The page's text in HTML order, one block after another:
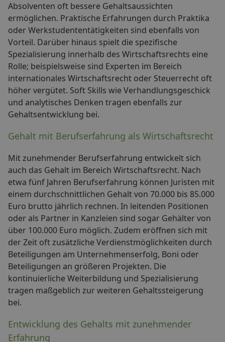
Absolventen oft bessere Gehaltsaussichten
ermöglichen. Praktische Erfahrungen durch Praktika
oder Werkstudententätigkeiten sind ebenfalls von
Vorteil. Darüber hinaus spielt die spezifische
Spezialisierung innerhalb des Wirtschaftsrechts eine
Rolle; beispielsweise sind Experten im Bereich
internationales Wirtschaftsrecht oder Steuerrecht oft
höher vergütet. Soft Skills wie Verhandlungsgeschick
und analytisches Denken tragen ebenfalls zur
Gehaltsentwicklung bei.
Gehalt mit Berufserfahrung als Wirtschaftsrecht
Mit zunehmender Berufserfahrung entwickelt sich
auch das Gehalt im Bereich Wirtschaftsrecht. Nach
etwa fünf Jahren Berufserfahrung können Juristen mit
einem durchschnittlichen Gehalt von 70.000 bis 85.000
Euro brutto jährlich rechnen. In leitenden Positionen
oder als Partner in Kanzleien sind sogar Gehälter von
über 100.000 Euro möglich. Zudem eröffnen sich mit
der Zeit oft zusätzliche Verdienstmöglichkeiten durch
Beteiligungen am Unternehmenserfolg, Boni oder
Beteiligungen an größeren Projekten. Die
kontinuierliche Weiterbildung und Spezialisierung
tragen maßgeblich zur weiteren Gehaltssteigerung
bei.
Entwicklung des Gehalts mit zunehmender
Erfahrung